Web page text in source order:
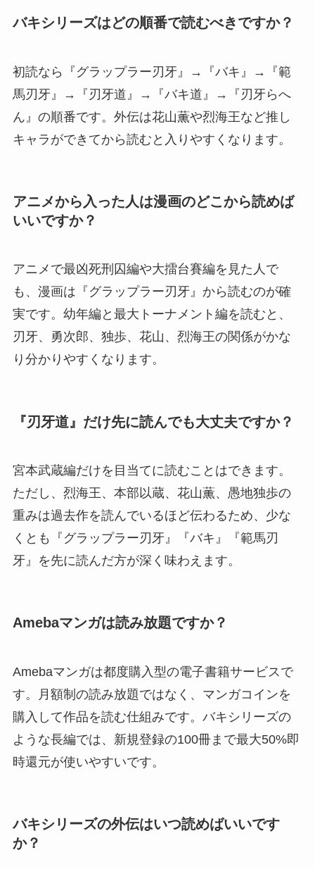
バキシリーズはどの順番で読むべきですか？
初読なら『グラップラー刃牙』→『バキ』→『範
馬刃牙』→『刃牙道』→『バキ道』→『刃牙らへ
ん』の順番です。外伝は花山薫や烈海王など推し
キャラができてから読むと入りやすくなります。
アニメから入った人は漫画のどこから読めば
いいですか？
アニメで最凶死刑囚編や大擂台賽編を見た人で
も、漫画は『グラップラー刃牙』から読むのが確
実です。幼年編と最大トーナメント編を読むと、
刃牙、勇次郎、独歩、花山、烈海王の関係がかな
り分かりやすくなります。
『刃牙道』だけ先に読んでも大丈夫ですか？
宮本武蔵編だけを目当てに読むことはできます。
ただし、烈海王、本部以蔵、花山薫、愚地独歩の
重みは過去作を読んでいるほど伝わるため、少な
くとも『グラップラー刃牙』『バキ』『範馬刃
牙』を先に読んだ方が深く味わえます。
Amebaマンガは読み放題ですか？
Amebaマンガは都度購入型の電子書籍サービスで
す。月額制の読み放題ではなく、マンガコインを
購入して作品を読む仕組みです。バキシリーズの
ような長編では、新規登録の100冊まで最大50%即
時還元が使いやすいです。
バキシリーズの外伝はいつ読めばいいです
か？